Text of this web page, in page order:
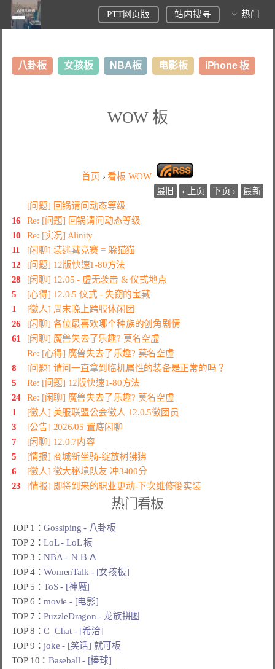
PTT网页版 站内搜寻 热门
八卦板 女孩板 NBA板 电影板 iPhone 板
WOW 板
首页 › 看板 WOW
最旧
‹ 上页 下页 ›
最新
[问题] 回锅请问动态等级
16
Re: [问题] 回锅请问动态等级
10
Re: [实况] Alinity
11
[闲聊] 装迷藏竞赛 = 躲猫猫
12
[问题] 12版快速1-80方法
28
[闲聊] 12.05 - 虚无袭击 & 仪式地点
5
[心得] 12.0.5 仪式 - 失窃的宝藏
1
[徵人] 周末晚上跨服休闲团
26
[闲聊] 各位最喜欢哪个种族的创角剧情
61
[闲聊] 魔兽失去了乐趣? 莫名空虚
Re: [心得] 魔兽失去了乐趣? 莫名空虚
8
[问题] 请问一直拿到临机属性的装备是正常的吗？
5
Re: [问题] 12版快速1-80方法
24
Re: [闲聊] 魔兽失去了乐趣? 莫名空虚
1
[徵人] 美服联盟公会徵人 12.0.5徵团员
3
[公告] 2026/05 置底闲聊
7
[闲聊] 12.0.7内容
5
[情报] 商城新坐骑-绽放树狒狒
6
[徵人] 徵大秘境队友 冲3400分
23
[情报] 即将到来的职业更动-下次维修後实装
热门看板
TOP 1：Gossiping - 八卦板
TOP 2：LoL - LoL 板
TOP 3：NBA - ＮＢＡ
TOP 4：WomenTalk - [女孩板]
TOP 5：ToS - [神魔]
TOP 6：movie - [电影]
TOP 7：PuzzleDragon - 龙族拼图
TOP 8：C_Chat - [希洽]
TOP 9：joke - [笑话] 就可板
TOP 10：Baseball - [棒球]